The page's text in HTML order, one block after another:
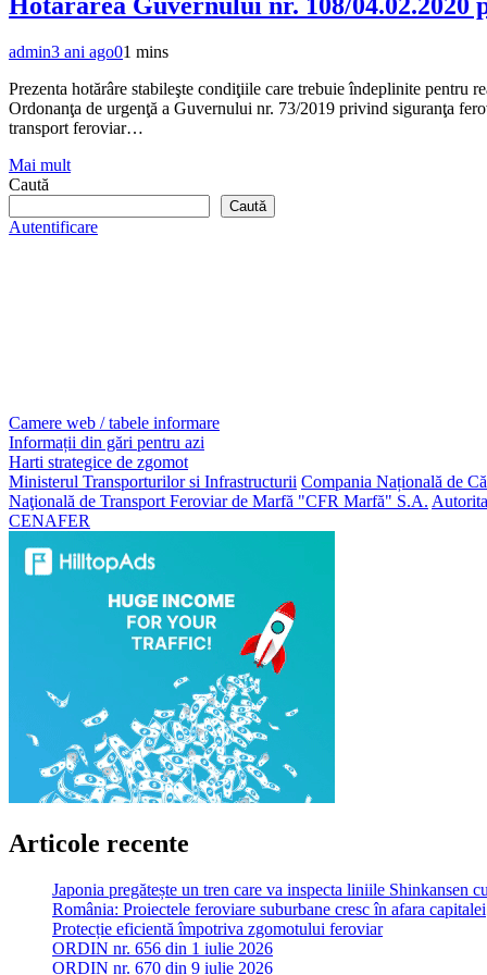
admin3 ani ago01 mins
Prezenta hotărâre stabileşte condiţiile care trebuie îndeplinite
Ordonanţa de urgenţă a Guvernului nr. 73/2019 privind siguranţa
transport feroviar…
Mai mult
Caută
Caută
Autentificare
Camere web / tabele informare
Informații din gări pentru azi
Harti strategice de zgomot
Ministerul Transporturilor si Infrastructurii Compania Națională de
Naţională de Transport Feroviar de Marfă "CFR Marfă" S.A.
CENAFER
Articole recente
Japonia pregătește un tren care va inspecta liniile Shinkansen
România: Proiectele feroviare suburbane cresc în afara capitalei
Protecție eficientă împotriva zgomotului feroviar
ORDIN nr. 656 din 1 iulie 2026
ORDIN nr. 670 din 9 iulie 2026